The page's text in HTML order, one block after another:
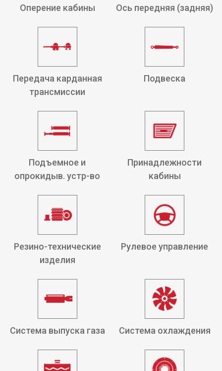
Оперение кабины Ось передняя (задняя)
Передача карданная
трансмиссии
Подвеска
Подъемное и
опрокидыв. устр-во
Принадлежности
кабины
Резино-технические
изделия
Рулевое управление
Система выпуска газа Система охлаждения